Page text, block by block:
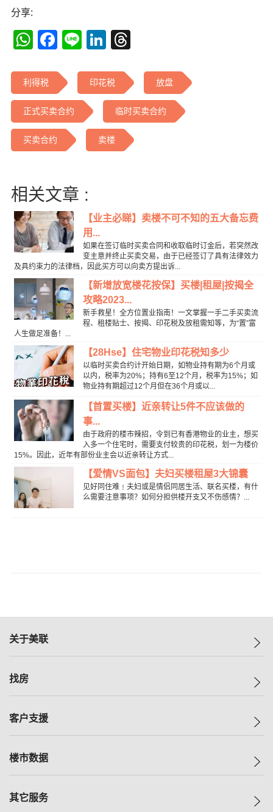
分享:
WhatsApp
Facebook
LineLinkedIn
利得税 印花税 放盘
正式买卖合约 临时买卖合约
买卖合约 卖楼
相关文章 :
【业主必睇】卖楼不可不知的五大备忘费
用...
如果在签订临时买卖合同和收取临时订金后，若突然改
变主意并终止买卖交易，由于已经签订了具有法律效力
及具约束力的法律档，因此买方可以向卖方提出诉...
【新增放宽楼花按保】买楼|租屋|按揭全
攻略2023...
新手救星！全方位置业指南！一文掌握一手二手买卖流
程、租楼贴士、按揭、印花税及放租需知等，为“置”富
人生做足准备！...
【28Hse】住宅物业印花税知多少
以临时买卖合约计开始日期，如物业持有期为6个月或
以内，税率为20%；持有6至12个月，税率为15%；如
物业持有期超过12个月但在36个月或以...
【首置买楼】近亲转让5件不应该做的
事...
由于政府的楼市辣招，令到已有香港物业的业主，想买
入多一个住宅时，需要支付较贵的印花税，划一为楼价
15%。因此，近年有部份业主会以近亲转让方式...
【爱情VS面包】夫妇买楼租屋3大锦囊
见好同住难﹗夫妇或是情侣同居生活、联名买楼，有什
么需要注意事项？如何分担供楼开支又不伤感情？...
关于美联
美联集团
人才招募
找房
一手新房
减价
美联豪宅
客户支援
自助放盘
查询热线
楼市数据
指数
其它服务